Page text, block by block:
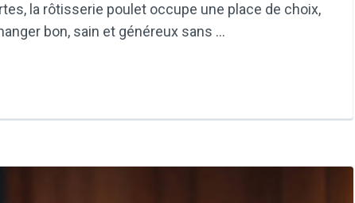
la rôtisserie poulet occupe une place de choix,
bon, sain et généreux sans …